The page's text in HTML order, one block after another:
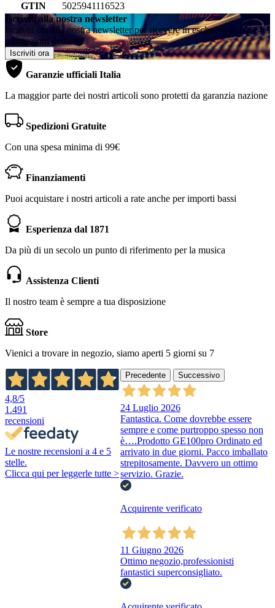
GTIN
5025941116523
Iscriviti alla nostra newsletter
Iscriviti ora alla nostra newsletter per ricevere in esclusiva le
promozioni dedicate
Iscriviti ora
Garanzie ufficiali Italia
La maggior parte dei nostri articoli sono protetti da garanzia nazione
Spedizioni Gratuite
Con una spesa minima di 99€
Finanziamenti
Puoi acquistare i nostri articoli a rate anche per importi bassi
Esperienza dal 1871
Da più di un secolo un punto di riferimento per la musica
Assistenza Clienti
Il nostro team è sempre a tua disposizione
Store
Vienici a trovare in negozio, siamo aperti 5 giorni su 7
4,8/5
1.491
recensioni
Le nostre recensioni a 4 e 5
stelle.
Clicca qui per leggerle tutte >
Precedente Successivo
24 Luglio 2026
Fantastica. Come dovrebbe essere
sempre e come purtroppo spesso non
è….Prodotto GE100pro Ordinato ed
arrivato in due giorni. Pacco imballato
strepitosamente. Davvero un ottimo
servizio. Grazie.
Acquirente verificato
11 Giugno 2026
Ottimo negozio,professionisti
fantastici superconsigliato.